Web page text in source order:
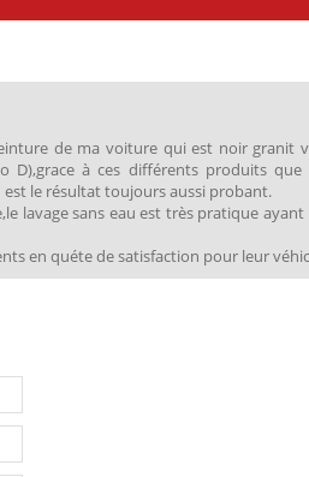
de ma voiture qui est noir granit
D),grace à ces différents produits que
est le résultat toujours aussi probant.
lavage sans eau est très pratique
en quéte de satisfaction pour leur